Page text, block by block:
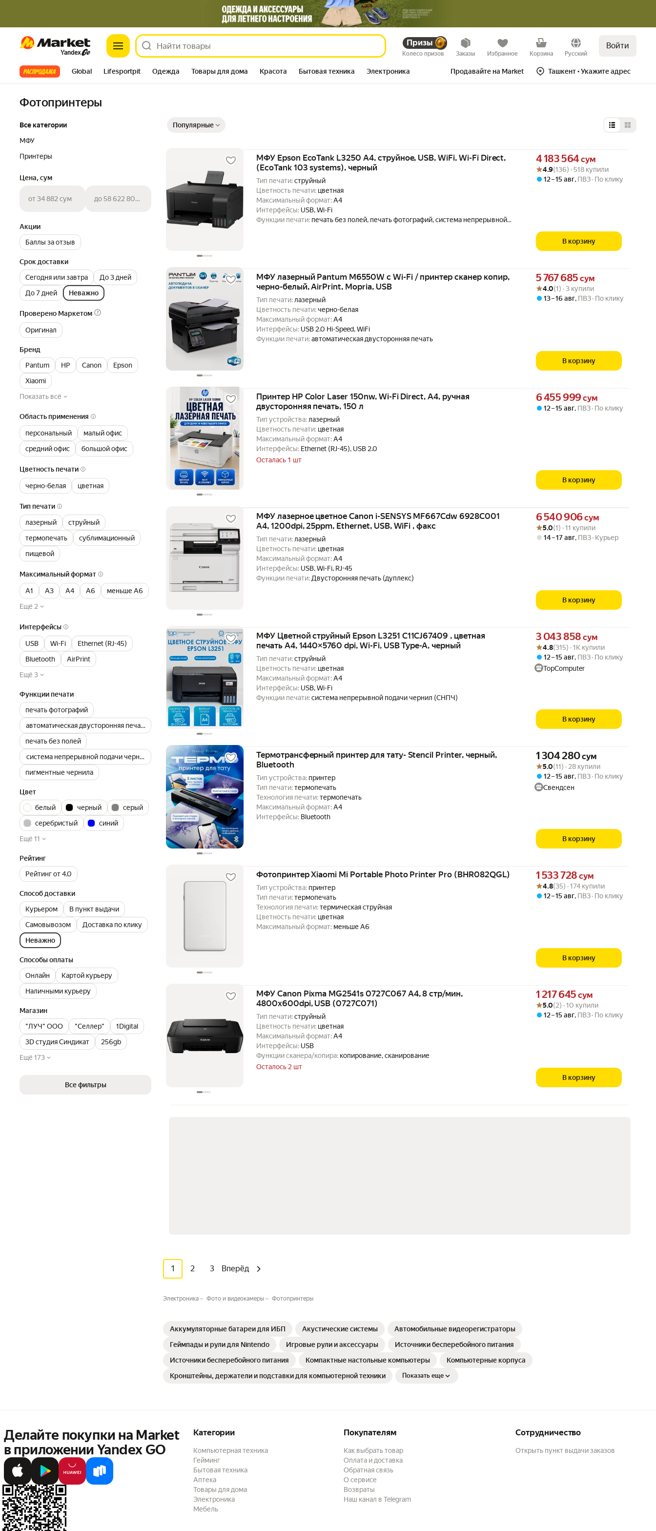
Market Призы
Колесо призов Заказы Избранное Корзина Русский
Войти
Все хиты Global Lifesportpit Одежда Товары для дома Красота Бытовая техника Электроника Продавайте на Market Ташкент• Укажите адрес
Фотопринтеры
Все категории
МФУ
Принтеры
Цена, сум
от 34 882 сум до 58 622 800 сум
Акции
Баллы за отзыв
Срок доставки
Сегодня или завтра
До 3 дней
До 7 дней
Неважно
Проверено Маркетом
Оригинал
Бренд
Pantum
HP Canon
Epson
Xiaomi
Показать всё
Область применения
персональный
малый офис
средний офис
большой офис
Цветность печати
черно-белая цветная
Тип печати
лазерный
струйный
термопечать
сублимационный
пищевой
Максимальный формат
A1 A3 A4 A6
меньше A6
Ещё 2
Интерфейсы
USB Wi-Fi
Ethernet (RJ-45)
Bluetooth
AirPrint
Ещё 3
Функции печати
печать фотографий
автоматическая двусторонняя печать
печать без полей
система непрерывной подачи чернил (СНПЧ)
пигментные чернила
Цвет
белый
черный
серый
серебристый
синий
Ещё 11
Рейтинг
Рейтинг от 4.0
Способ доставки
Курьером
В пункт выдачи
Самовывозом
Доставка по клику
Неважно
Способы оплаты
Онлайн
Картой курьеру
Наличными курьеру
Магазин
"ЛУЧ" ООО
"Селлер"
1Digital
3D студия Синдикат
256gb
Ещё 173
Все фильтры
Популярные Выбор типа
МФУ Epson EcoTank L3250 A4, струйное, USB, WiFi, Wi-Fi Direct,
(EcoTank 103 systems), черный
Тип печати:струйный
Цветность печати: цветная
Максимальный формат:A4
Интерфейсы: USB, Wi-Fi
Функции печати: печать без полей, печать фотографий, система непрерывной
Цена 4183564 сум вместо
4 183 564 сум
Рейтинг товара: 4.9 из 5
Оценок: (136) · 518 купили
4.9(136) · 518 купили
12 – 15 авг, ПВЗ По клику
В корзину
МФУ лазерный Pantum M6550W с Wi-Fi / принтер сканер копир,
черно-белый, AirPrint, Mopria, USB
Тип печати:лазерный
Цветность печати:черно-белая
Максимальный формат:A4
Интерфейсы: USB 2.0 Hi-Speed, WiFi
Функции печати:автоматическая двусторонняя печать
Цена 5767685 сум вместо
5 767 685 сум
Рейтинг товара: 4.0 из 5
Оценок: (1) · 3 купили
4.0(1) · 3 купили
13 – 16 авг, ПВЗ По клику
В корзину
Принтер HP Color Laser 150nw, Wi-Fi Direct, A4, ручная
двусторонняя печать, 150 л
Тип устройства: лазерный
Цветность печати: цветная
Максимальный формат:A4
Интерфейсы: Ethernet (RJ-45), USB 2.0
Осталась 1 шт
Цена 6455999 сум вместо
6 455 999сум
12 – 15 авг, ПВЗ По клику
В корзину
МФУ лазерное цветное Canon i-SENSYS MF667Cdw 6928C001
A4, 1200dpi, 25ppm, Ethernet, USB, WiFi , факс
Тип печати:лазерный
Цветность печати: цветная
Максимальный формат:A4
Интерфейсы: USB, Wi-Fi, RJ-45
Функции печати:Двусторонняя печать (дуплекс)
Цена 6540906 сум вместо
6 540 906сум
Рейтинг товара: 5.0 из 5
Оценок: (1) · 11 купили
5.0(1) · 11 купили
14 – 17 авг, ПВЗ Курьер
В корзину
МФУ Цветной струйный Epson L3251 C11CJ67409 , цветная
печать А4, 1440×5760 dpi, Wi-Fi, USB Type-A, черный
Тип печати:струйный
Цветность печати: цветная
Максимальный формат:A4
Интерфейсы: USB, Wi-Fi
Функции печати:система непрерывной подачи чернил (СНПЧ)
Цена 3043858 сум вместо
3 043 858 сум
Рейтинг товара: 4.8 из 5
Оценок: (315) · 1K купили
4.8(315) · 1K купили
12 – 15 авг, ПВЗ По клику
TopComputer
В корзину
Термотрансферный принтер для тату- Stencil Printer, черный,
Bluetooth
Тип устройства: принтер
Тип печати:термопечать
Технология печати:термопечать
Максимальный формат:A4
Интерфейсы: Bluetooth
Цена 1304280 сум вместо
1 304 280сум
Рейтинг товара: 5.0 из 5
Оценок: (11) · 28 купили
5.0(11) · 28 купили
12 – 15 авг, ПВЗ По клику
Свендсен
В корзину
Фотопринтер Xiaomi Mi Portable Photo Printer Pro (BHR082QGL)
Тип устройства: принтер
Тип печати:термопечать
Технология печати:термическая струйная
Цветность печати: цветная
Максимальный формат: меньше A6
Цена 1533728 сум вместо
1 533 728 сум
Рейтинг товара: 4.8 из 5
Оценок: (35) · 174 купили
4.8(35) · 174 купили
12 – 15 авг, ПВЗ По клику
В корзину
МФУ Canon Pixma MG2541s 0727C067 А4, 8 стр/мин,
4800x600dpi, USB (0727C071)
Тип печати:струйный
Цветность печати: цветная
Максимальный формат:A4
Интерфейсы: USB
Функции сканера/копира: копирование, сканирование
Осталось 2 шт
Цена 1217645 сум вместо
1 217 645 сум
Рейтинг товара: 5.0 из 5
Оценок: (2) · 10 купили
5.0(2) · 10 купили
12 – 15 авг, ПВЗ По клику
В корзину
1 2 3 Вперёд
Электроника Фото и видеокамеры Фотопринтеры
Аккумуляторные батареи для ИБП Акустические системы
Автомобильные видеорегистраторы
Геймпады и рули для Nintendo
Игровые рули и аксессуары
Источники бесперебойного питания
Источники бесперебойного питания
Компактные настольные компьютеры
Компьютерные корпуса
Кронштейны, держатели и подставки для компьютерной техники
Показать еще
Делайте покупки на Market
в приложении Yandex GO
Категории
Компьютерная техника
Гейминг
Бытовая техника
Аптека
Товары для дома
Электроника
Мебель
Покупателям
Как выбрать товар
Оплата и доставка
Обратная связь
О сервисе
Возвраты
Наш канал в Telegram
Сотрудничество
Открыть пункт выдачи заказов